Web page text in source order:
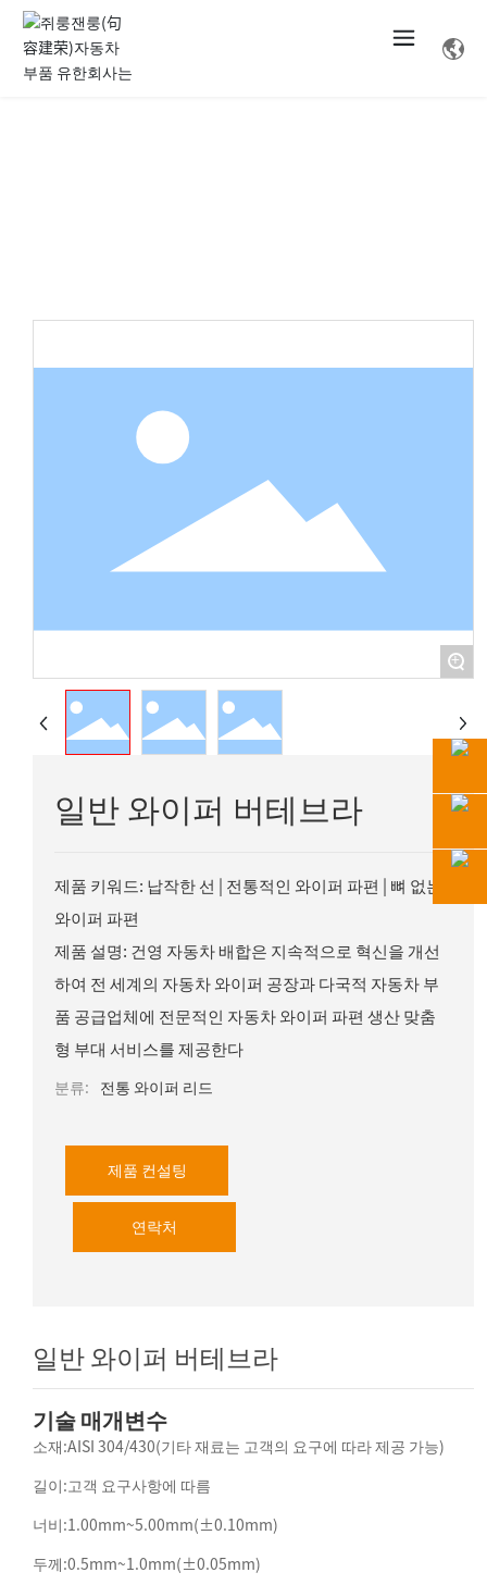
+
일반 와이퍼 버테브라
제품 키워드: 납작한 선 | 전통적인 와이퍼 파편 | 뼈 없는
와이퍼 파편
제품 설명: 건영 자동차 배합은 지속적으로 혁신을 개선
하여 전 세계의 자동차 와이퍼 공장과 다국적 자동차 부
품 공급업체에 전문적인 자동차 와이퍼 파편 생산 맞춤
형 부대 서비스를 제공한다
분류: 전통 와이퍼 리드
제품 컨설팅
연락처
일반 와이퍼 버테브라
기술 매개변수
소재:AISI 304/430(기타 재료는 고객의 요구에 따라 제공 가능)
길이:고객 요구사항에 따름
너비:1.00mm~5.00mm(±0.10mm)
두께:0.5mm~1.0mm(±0.05mm)